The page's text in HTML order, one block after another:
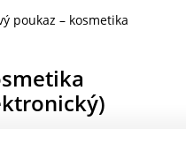
poukaz – kosmetika